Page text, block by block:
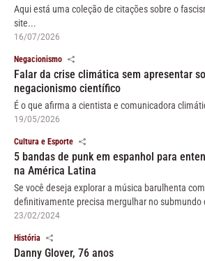
Aqui está uma coleção de citações sobre o
site...
16/07/2026
Negacionismo
Falar da crise climática sem apresentar
negacionismo científico
É o que afirma a cientista e comunicadora
19/05/2026
Cultura e Esporte
5 bandas de punk em espanhol para
na América Latina
Se você deseja explorar a música barulhenta
definitivamente precisa mergulhar no submundo
23/02/2024
História
Danny Glover, 76 anos